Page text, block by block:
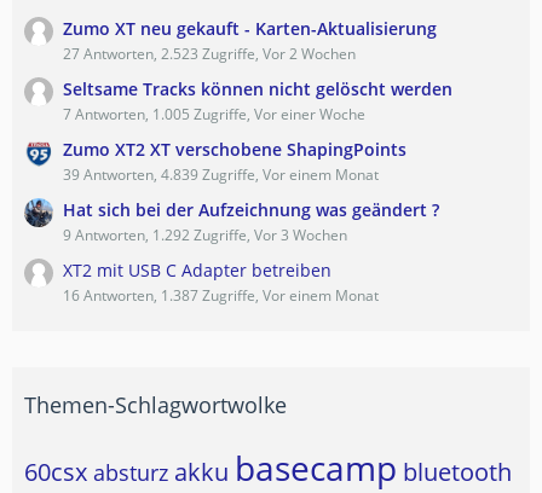
Zumo XT neu gekauft - Karten-Aktualisierung
27 Antworten, 2.523 Zugriffe, Vor 2 Wochen
Seltsame Tracks können nicht gelöscht werden
7 Antworten, 1.005 Zugriffe, Vor einer Woche
Zumo XT2 XT verschobene ShapingPoints
39 Antworten, 4.839 Zugriffe, Vor einem Monat
Hat sich bei der Aufzeichnung was geändert ?
9 Antworten, 1.292 Zugriffe, Vor 3 Wochen
XT2 mit USB C Adapter betreiben
16 Antworten, 1.387 Zugriffe, Vor einem Monat
Themen-Schlagwortwolke
60csx absturz akku basecamp bluetooth